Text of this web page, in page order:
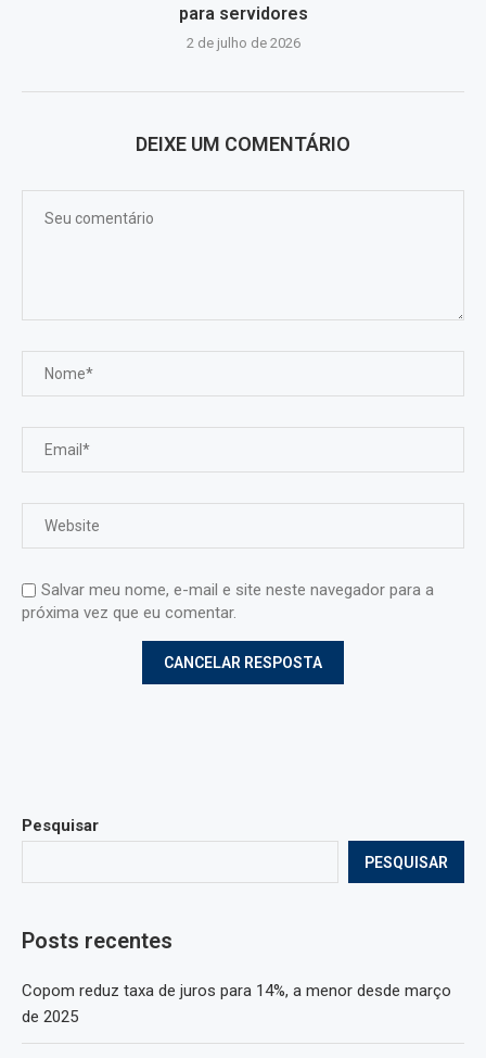
para servidores
2 de julho de 2026
DEIXE UM COMENTÁRIO
Salvar meu nome, e-mail e site neste navegador para a
próxima vez que eu comentar.
Pesquisar
PESQUISAR
Posts recentes
Copom reduz taxa de juros para 14%, a menor desde março
de 2025